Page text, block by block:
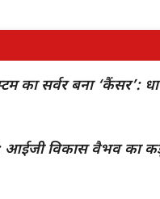
का सर्वर बना ‘कैंसर’:
आईजी विकास वैभव का